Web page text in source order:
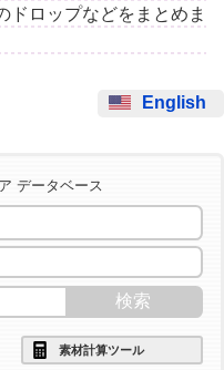
ドロップなどをまとめま
English
データベース
素材計算ツール